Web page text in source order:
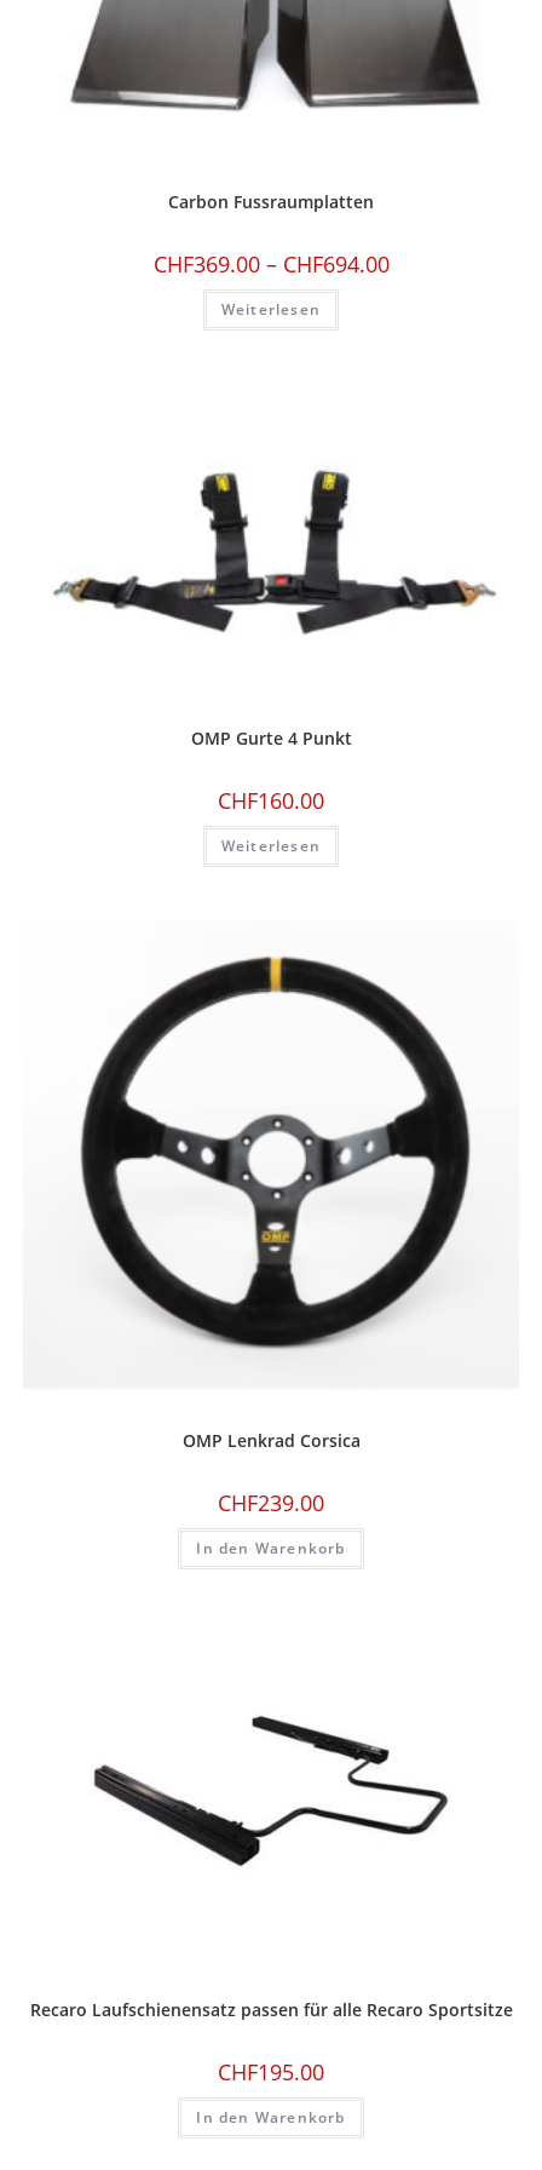
Carbon Fussraumplatten
CHF369.00– CHF694.00
Weiterlesen
OMP Gurte 4 Punkt
CHF160.00
Weiterlesen
OMP Lenkrad Corsica
CHF239.00
In den Warenkorb
Recaro Laufschienensatz passen für alle Recaro Sportsitze
CHF195.00
In den Warenkorb